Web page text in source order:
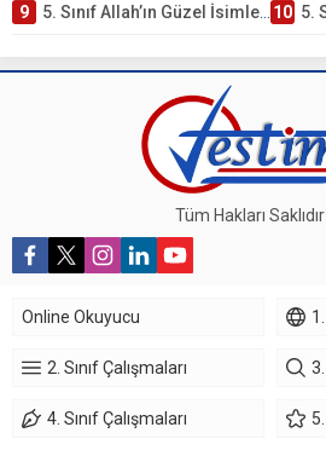
9 5. Sınıf Allah’ın Güzel İsimleri Testi – Online Çöz 10 5.
Tüm Hakları
Online Okuyucu
2. Sınıf Çalışmaları
4. Sınıf Çalışmaları